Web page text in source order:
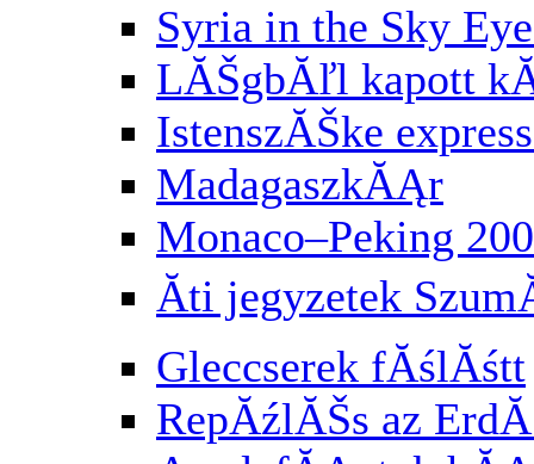
Syria in the Sky
LĂŠgbĂľl kapott
IstenszĂŠke
MadagaszkĂĄr
Monaco–Peking
Ăti jegyzetek
Gleccserek fĂślĂśtt
RepĂźlĂŠs az